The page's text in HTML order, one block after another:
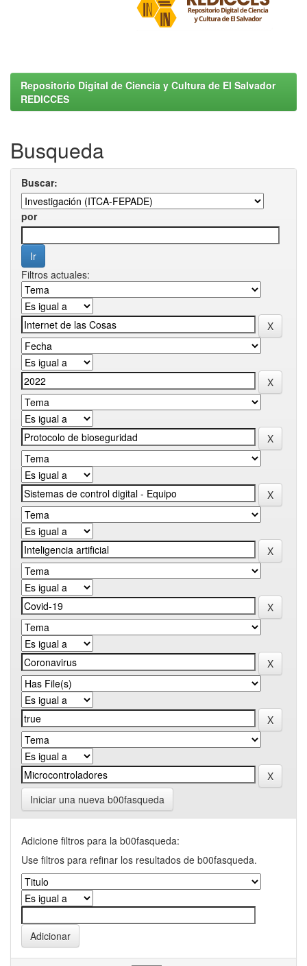
Repositorio Digital de Ciencia y Cultura de El Salvador
REDICCES
Busqueda
Buscar:
por
Filtros actuales:
Iniciar una nueva b00fasqueda
Adicione filtros para la b00fasqueda:
Use filtros para refinar los resultados de b00fasqueda.